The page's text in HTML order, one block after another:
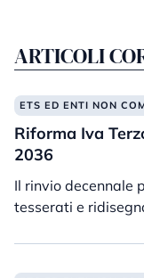
ARTICOLI
ETS ED ENTI NON
Riforma Iva
2036
Il rinvio decennale
tesserati e